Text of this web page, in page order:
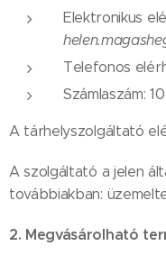
Elektronikus
Telefonos
Számlaszám:
A tárhelyszolgáltató
A szolgáltató a jelen
továbbiakban:
2. Megvásárolható